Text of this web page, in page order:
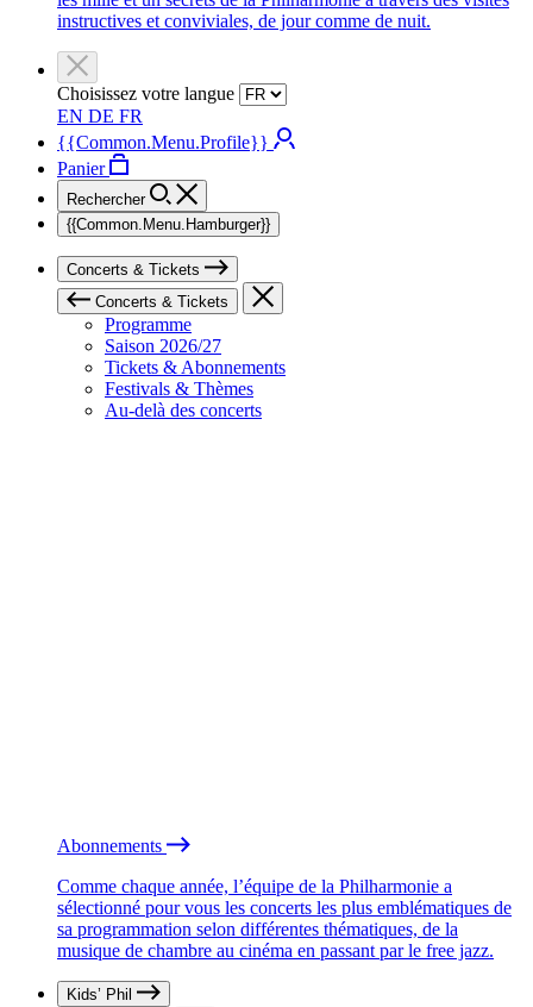
instructives et conviviales, de jour comme de nuit.
Choisissez votre langue
EN DE FR
{{Common.Menu.Profile}}
Panier
Rechercher
{{Common.Menu.Hamburger}}
Concerts & Tickets
Concerts & Tickets
Programme
Saison 2026/27
Tickets & Abonnements
Festivals & Thèmes
Au-delà des concerts
Abonnements
Comme chaque année, l’équipe de la Philharmonie a
sélectionné pour vous les concerts les plus emblématiques de
sa programmation selon différentes thématiques, de la
musique de chambre au cinéma en passant par le free jazz.
Kids’ Phil